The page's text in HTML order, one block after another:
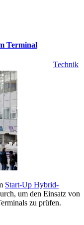
Terminal
Technik
Start-Up Hybrid-
um den Einsatz von
zu prüfen.